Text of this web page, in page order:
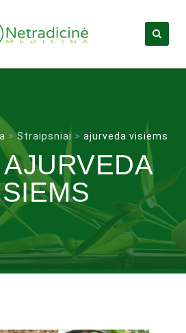
>Straipsniai > ajurveda visiems
AJURVEDA